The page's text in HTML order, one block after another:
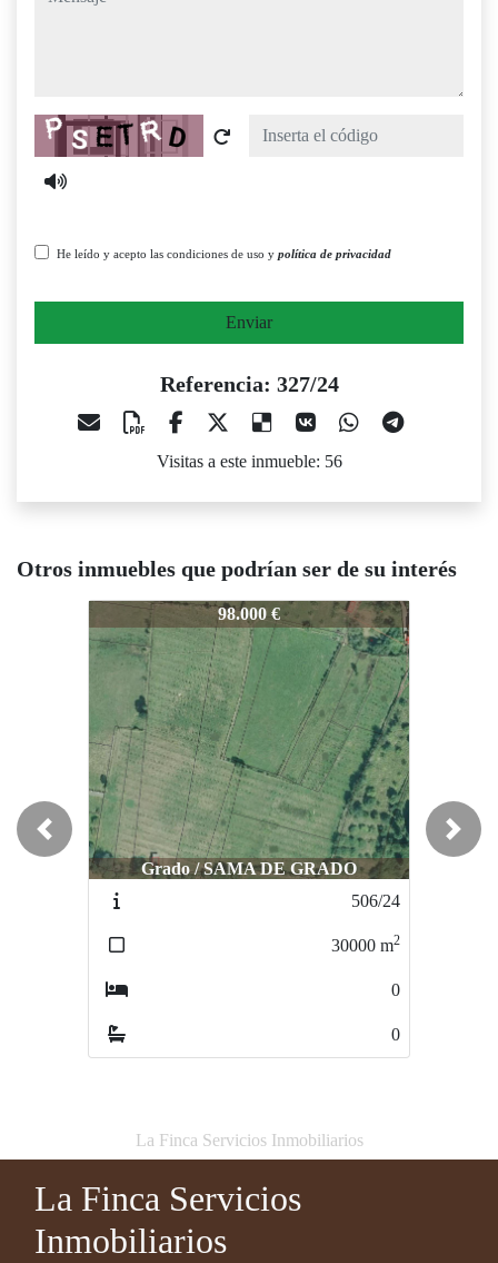
Captcha
He leído y acepto las condiciones de uso y política de privacidad
Enviar
Referencia: 327/24
Visitas a este inmueble: 56
Otros inmuebles que podrían ser de su interés
98.000 €
Grado / SAMA DE GRADO
506/24
30000m2
327/24 115.000 €
Oviedo / AYONES
Previous Next
La Finca Servicios Inmobiliarios
La Finca Servicios
Inmobiliarios